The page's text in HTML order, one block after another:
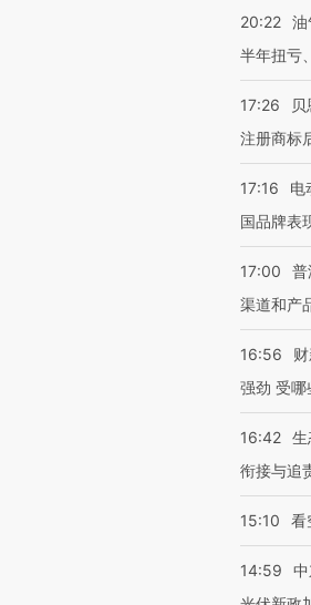
20:22 油
半年扭亏
17:26
注册商标
17:16
电
国品牌表
17:00
普
渠道和产
16:56
强劲 受哪
16:42 生
衔接与追
15:10 看
14:59